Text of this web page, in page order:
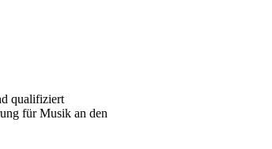
qualifiziert
für Musik an den